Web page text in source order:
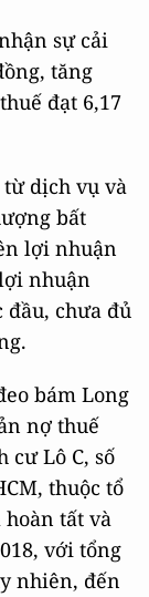
sự cải
tăng
đạt 6,17
dịch vụ và
bất
lợi nhuận
nhuận
chưa đủ
bám Long
nợ thuế
Lô C, số
thuộc tổ
hoàn tất và
với tổng
nhiên, đến